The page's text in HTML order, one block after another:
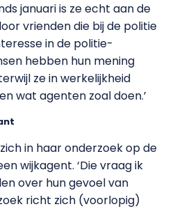
januari is ze echt aan de
vrienden die bij de politie
in de politie-
hebben hun mening
ze in werkelijkheid
wat agenten zoal doen.’
in haar onderzoek op de
wijkagent. ‘Die vraag ik
over hun gevoel van
richt zich (voorlopig)